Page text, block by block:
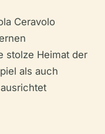
Ceravolo
stolze Heimat der
als auch